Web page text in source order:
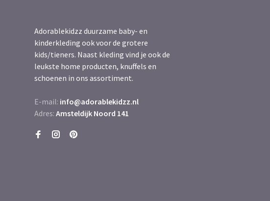
Adorablekidzz duurzame baby- en
kinderkleding ook voor de grotere
kids/tieners. Naast kleding vind je ook de
leukste home producten, knuffels en
schoenen in ons assortiment.
E-mail: info@adorablekidzz.nl
Adres: Amsteldijk Noord 141